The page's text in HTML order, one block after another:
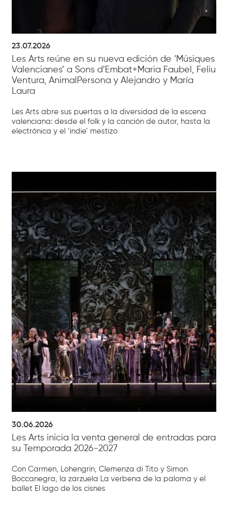
23.07.2026
Les Arts reúne en su nueva edición de ‘Músiques
Valencianes’ a Sons d’Embat+Maria Faubel, Feliu
Ventura, AnimalPersona y Alejandro y María
Laura
Les Arts abre sus puertas a la diversidad de la escena
valenciana: desde el folk y la canción de autor, hasta la
electrónica y el ‘indie’ mestizo
30.06.2026
Les Arts inicia la venta general de entradas para
su Temporada 2026-2027
Con Carmen, Lohengrin, Clemenza di Tito y Simon
Boccanegra, la zarzuela La verbena de la paloma y el
ballet El lago de los cisnes